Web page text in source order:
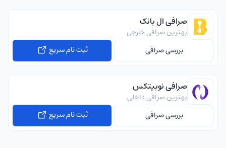
صرافی ال بانک
بهترین صرافی خارجی
بررسی صرافی
ثبت نام سریع
صرافی نوبیتکس
بهترین صرافی داخلی
بررسی صرافی
ثبت نام سریع